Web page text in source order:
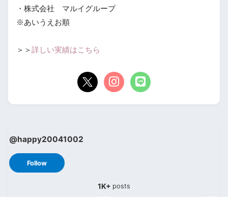
・株式会社 マルイグループ
※あいうえお順
＞＞ 詳しい実績はこちら